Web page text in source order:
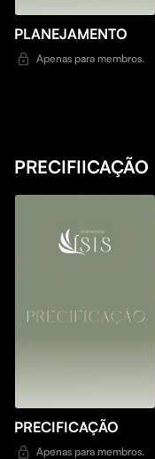
PLANEJAMENTO
Apenas para membros.
PRECIFIICAÇÃO
PRECIFICAÇÃO
Apenas para membros.